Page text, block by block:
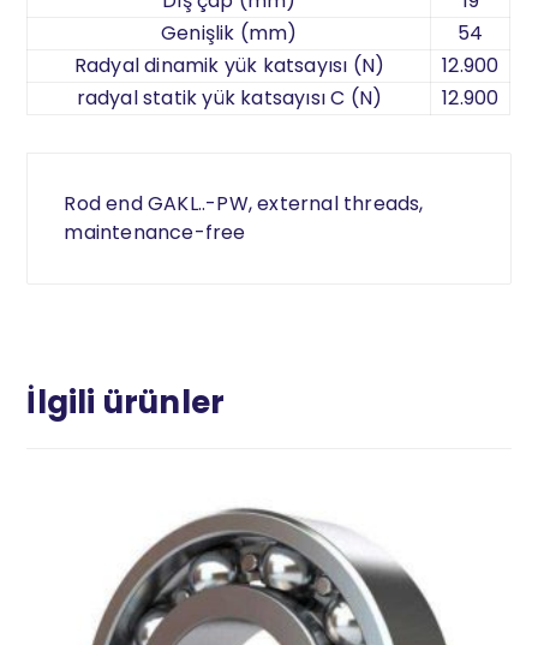
Genişlik (mm)
54
Radyal dinamik yük katsayısı (N)
12.900
radyal statik yük katsayısı C (N)
12.900
Rod end GAKL..-PW, external threads,
maintenance-free
İlgili ürünler